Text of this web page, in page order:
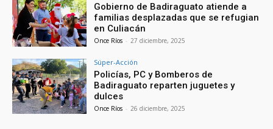
Gobierno de Badiraguato atiende a
familias desplazadas que se refugian
en Culiacán
Once Ríos - 27 diciembre, 2025
Súper-Acción
Policías, PC y Bomberos de
Badiraguato reparten juguetes y
dulces
Once Ríos - 26 diciembre, 2025